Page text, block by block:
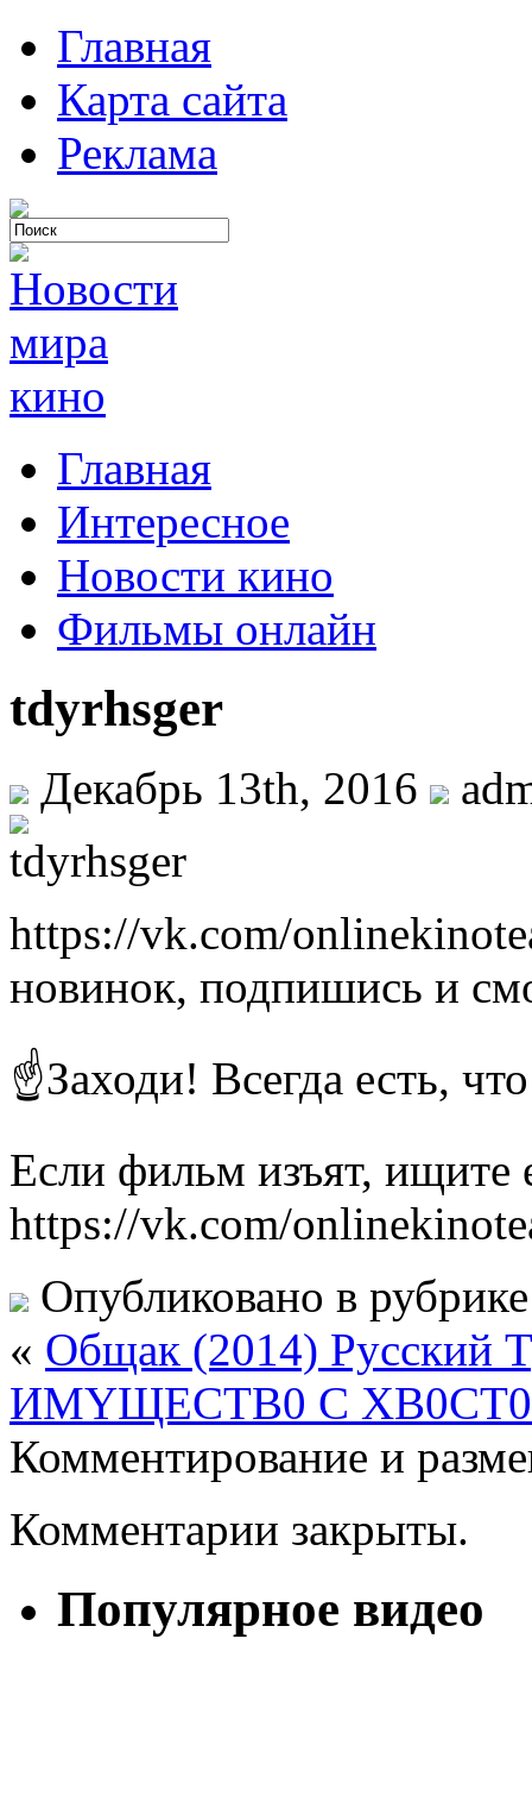
Главная
Карта сайта
Реклама
Главная
Интересное
Новости кино
Фильмы онлайн
tdyrhsger
Декабрь 13th, 2016
https://vk.com/
новинок, подпишись и
☝Заходи! Всегда есть,
Если фильм изъят, ищите
https://vk.com/
Опубликовано в
« Oбщaк (2014) Русский
ИMYЩECTB0 C
Комментирование и
Комментарии закрыты.
Популярное видео